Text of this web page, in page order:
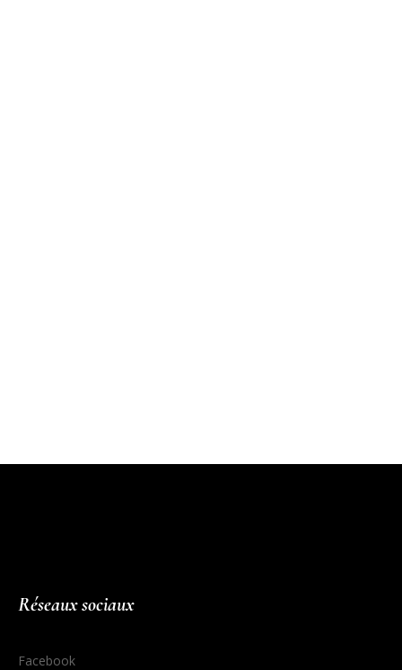
Réseaux sociaux
Facebook